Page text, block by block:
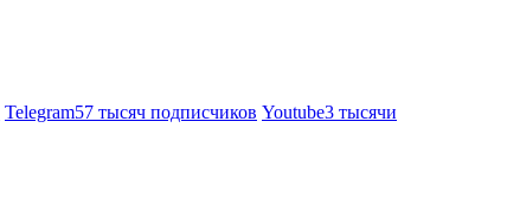
Telegram57 тысяч подписчиков Youtube3 тысячи